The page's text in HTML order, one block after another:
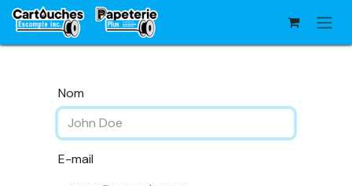
Se rendre au contenu
Nom
E-mail